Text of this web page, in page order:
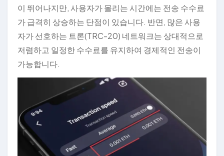
이 뛰어나지만, 사용자가 몰리는 시간에는 전송 수수료
가 급격히 상승하는 단점이 있습니다. 반면, 많은 사용
자가 선호하는 트론(TRC-20) 네트워크는 상대적으로
저렴하고 일정한 수수료를 유지하여 경제적인 전송이
가능합니다.